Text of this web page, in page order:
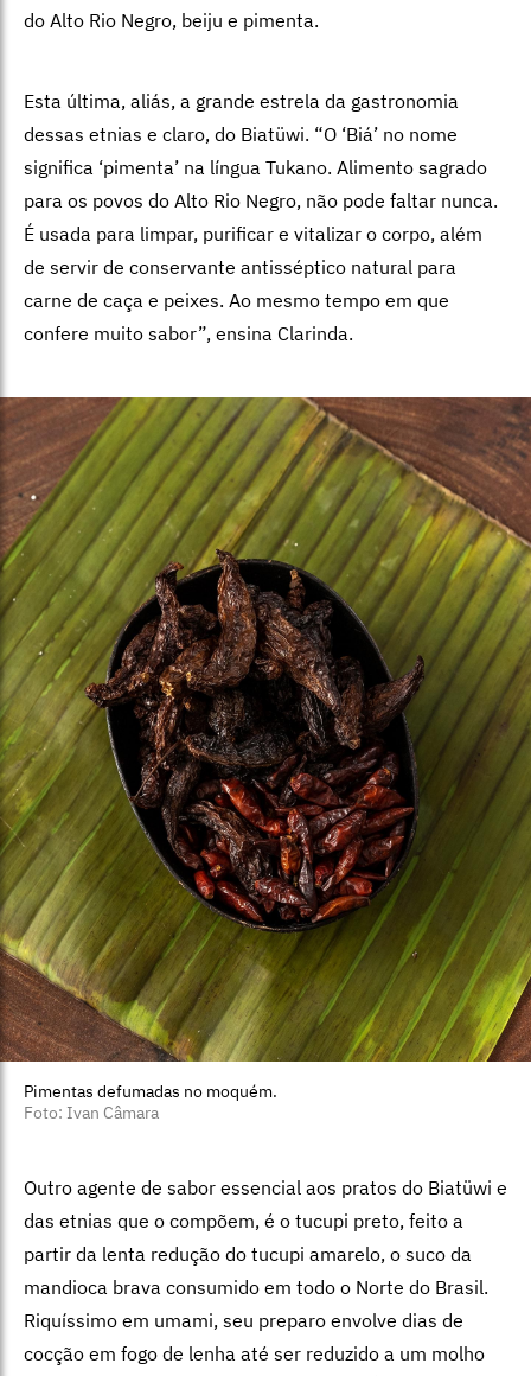
do Alto Rio Negro, beiju e pimenta.
Esta última, aliás, a grande estrela da gastronomia
dessas etnias e claro, do Biatüwi. “O ‘Biá’ no nome
significa ‘pimenta’ na língua Tukano. Alimento sagrado
para os povos do Alto Rio Negro, não pode faltar nunca.
É usada para limpar, purificar e vitalizar o corpo, além
de servir de conservante antisséptico natural para
carne de caça e peixes. Ao mesmo tempo em que
confere muito sabor”, ensina Clarinda.
Pimentas defumadas no moquém.
Foto: Ivan Câmara
Outro agente de sabor essencial aos pratos do Biatüwi e
das etnias que o compõem, é o tucupi preto, feito a
partir da lenta redução do tucupi amarelo, o suco da
mandioca brava consumido em todo o Norte do Brasil.
Riquíssimo em umami, seu preparo envolve dias de
cocção em fogo de lenha até ser reduzido a um molho